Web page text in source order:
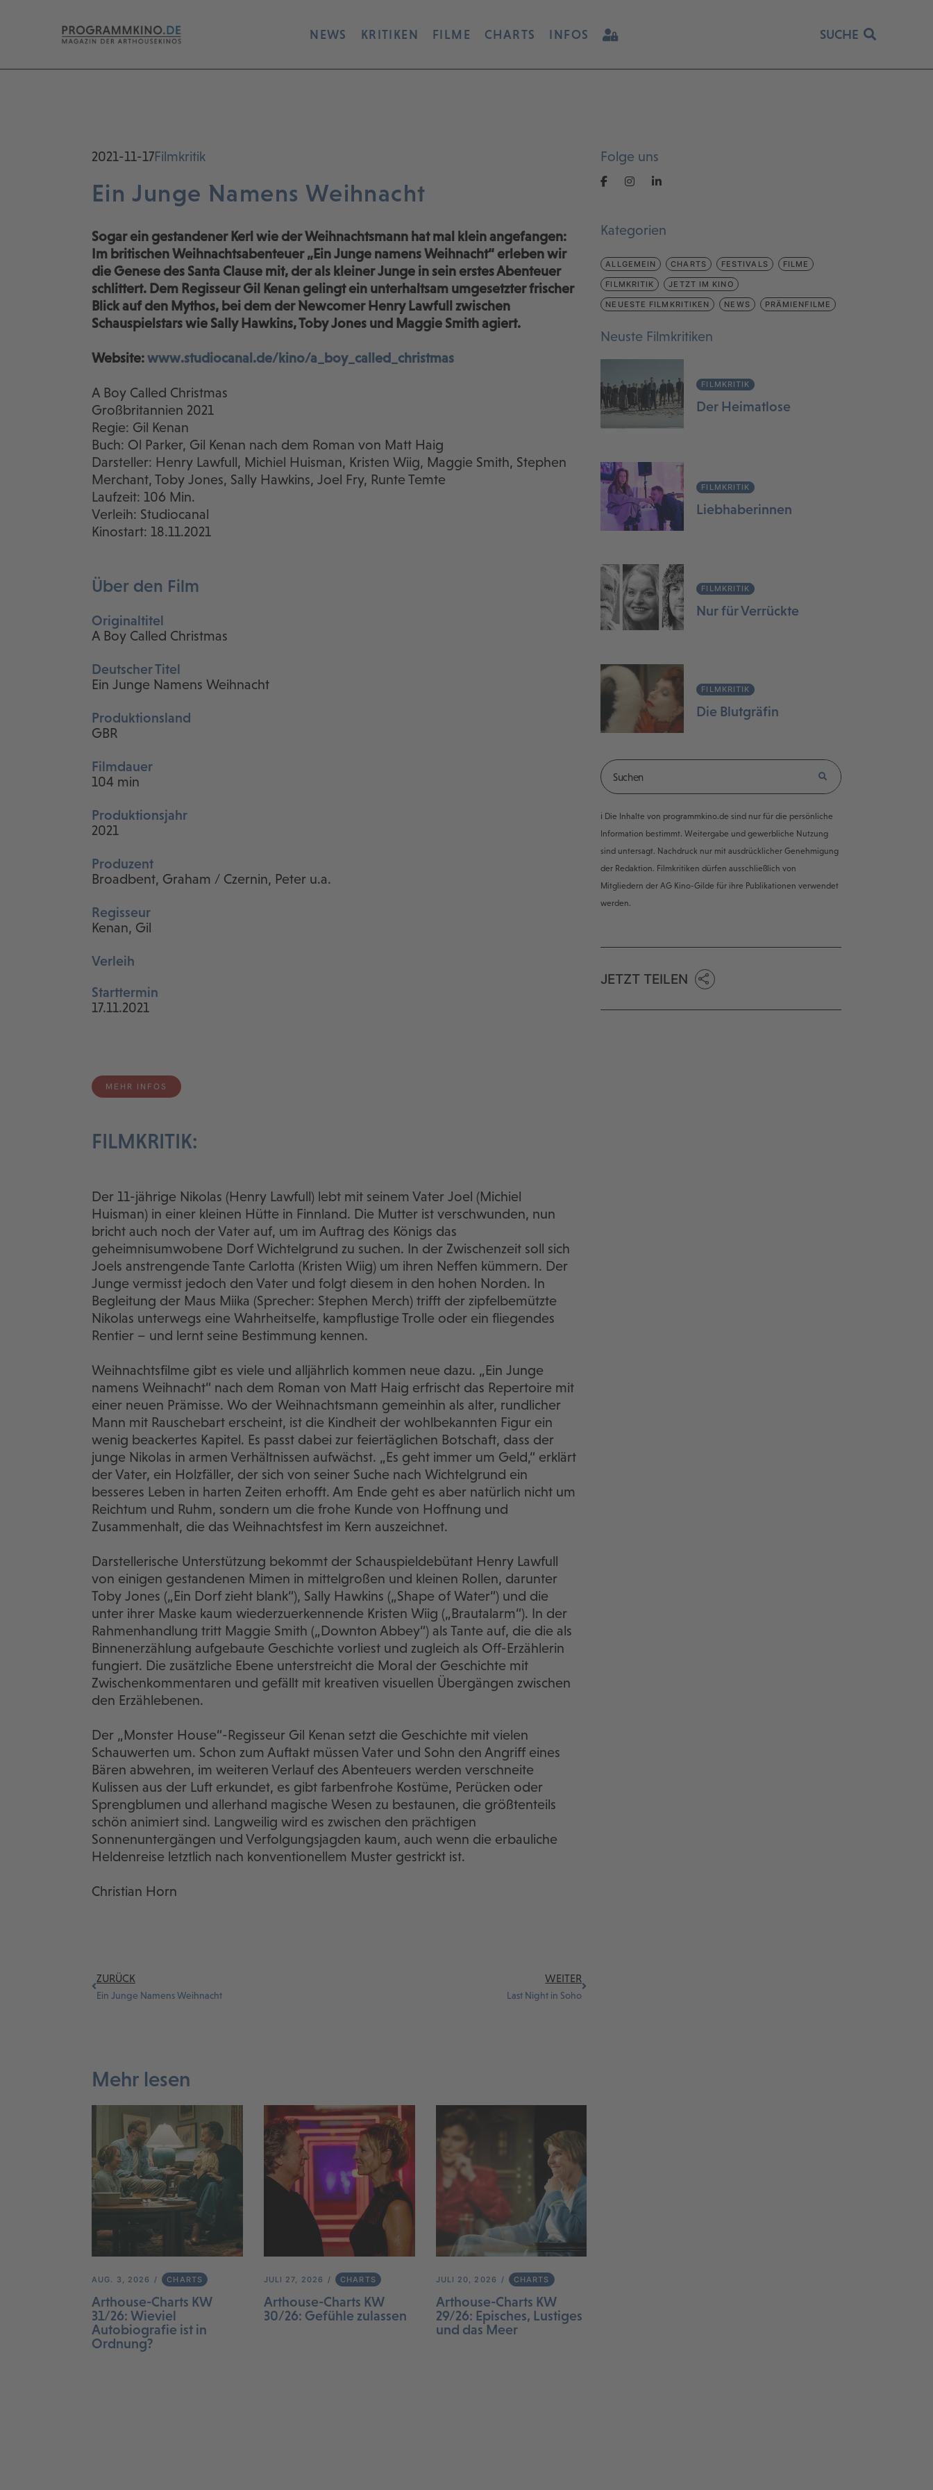
NEWS KRITIKEN FILME CHARTS INFOS SUCHE
2021-11-17Filmkritik
Ein Junge Namens Weihnacht
Sogar ein gestandener Kerl wie der Weihnachtsmann hat mal klein angefangen:
Im britischen Weihnachtsabenteuer „Ein Junge namens Weihnacht“ erleben wir
die Genese des Santa Clause mit, der als kleiner Junge in sein erstes Abenteuer
schlittert. Dem Regisseur Gil Kenan gelingt ein unterhaltsam umgesetzter frischer
Blick auf den Mythos, bei dem der Newcomer Henry Lawfull zwischen
Schauspielstars wie Sally Hawkins, Toby Jones und Maggie Smith agiert.
Website:www.studiocanal.de/kino/a_boy_called_christmas
A Boy Called Christmas
Großbritannien 2021
Regie: Gil Kenan
Buch: Ol Parker, Gil Kenan nach dem Roman von Matt Haig
Darsteller: Henry Lawfull, Michiel Huisman, Kristen Wiig, Maggie Smith, Stephen
Merchant, Toby Jones, Sally Hawkins, Joel Fry, Runte Temte
Laufzeit: 106 Min.
Verleih: Studiocanal
Kinostart: 18.11.2021
Über den Film
Originaltitel
A Boy Called Christmas
Deutscher Titel
Ein Junge Namens Weihnacht
Produktionsland
GBR
Filmdauer
104 min
Produktionsjahr
2021
Produzent
Broadbent, Graham / Czernin, Peter u.a.
Regisseur
Kenan, Gil
Verleih
Starttermin
17.11.2021
MEHR INFOS
FILMKRITIK:
Der 11-jährige Nikolas (Henry Lawfull) lebt mit seinem Vater Joel (Michiel
Huisman) in einer kleinen Hütte in Finnland. Die Mutter ist verschwunden, nun
bricht auch noch der Vater auf, um im Auftrag des Königs das
geheimnisumwobene Dorf Wichtelgrund zu suchen. In der Zwischenzeit soll sich
Joels anstrengende Tante Carlotta (Kristen Wiig) um ihren Neffen kümmern. Der
Junge vermisst jedoch den Vater und folgt diesem in den hohen Norden. In
Begleitung der Maus Miika (Sprecher: Stephen Merch) trifft der zipfelbemützte
Nikolas unterwegs eine Wahrheitselfe, kampflustige Trolle oder ein fliegendes
Rentier – und lernt seine Bestimmung kennen.
Weihnachtsfilme gibt es viele und alljährlich kommen neue dazu. „Ein Junge
namens Weihnacht“ nach dem Roman von Matt Haig erfrischt das Repertoire mit
einer neuen Prämisse. Wo der Weihnachtsmann gemeinhin als alter, rundlicher
Mann mit Rauschebart erscheint, ist die Kindheit der wohlbekannten Figur ein
wenig beackertes Kapitel. Es passt dabei zur feiertäglichen Botschaft, dass der
junge Nikolas in armen Verhältnissen aufwächst. „Es geht immer um Geld,“ erklärt
der Vater, ein Holzfäller, der sich von seiner Suche nach Wichtelgrund ein
besseres Leben in harten Zeiten erhofft. Am Ende geht es aber natürlich nicht um
Reichtum und Ruhm, sondern um die frohe Kunde von Hoffnung und
Zusammenhalt, die das Weihnachtsfest im Kern auszeichnet.
Darstellerische Unterstützung bekommt der Schauspieldebütant Henry Lawfull
von einigen gestandenen Mimen in mittelgroßen und kleinen Rollen, darunter
Toby Jones („Ein Dorf zieht blank“), Sally Hawkins („Shape of Water“) und die
unter ihrer Maske kaum wiederzuerkennende Kristen Wiig („Brautalarm“). In der
Rahmenhandlung tritt Maggie Smith („Downton Abbey“) als Tante auf, die die als
Binnenerzählung aufgebaute Geschichte vorliest und zugleich als Off-Erzählerin
fungiert. Die zusätzliche Ebene unterstreicht die Moral der Geschichte mit
Zwischenkommentaren und gefällt mit kreativen visuellen Übergängen zwischen
den Erzählebenen.
Der „Monster House“-Regisseur Gil Kenan setzt die Geschichte mit vielen
Schauwerten um. Schon zum Auftakt müssen Vater und Sohn den Angriff eines
Bären abwehren, im weiteren Verlauf des Abenteuers werden verschneite
Kulissen aus der Luft erkundet, es gibt farbenfrohe Kostüme, Perücken oder
Sprengblumen und allerhand magische Wesen zu bestaunen, die größtenteils
schön animiert sind. Langweilig wird es zwischen den prächtigen
Sonnenuntergängen und Verfolgungsjagden kaum, auch wenn die erbauliche
Heldenreise letztlich nach konventionellem Muster gestrickt ist.
Christian Horn
ZURÜCK
Ein Junge Namens Weihnacht
WEITER
Last Night in Soho
Mehr lesen
AUG. 3, 2026 CHARTS
Arthouse-Charts KW
31/26: Wieviel
Autobiografie ist in
Ordnung?
JULI 27, 2026 CHARTS
Arthouse-Charts KW
30/26: Gefühle zulassen
JULI 20, 2026 CHARTS
Arthouse-Charts KW
29/26: Episches, Lustiges
und das Meer
Folge uns
Kategorien
ALLGEMEIN CHARTS FESTIVALS FILME
FILMKRITIK JETZT IM KINO
NEUESTE FILMKRITIKEN NEWS PRÄMIENFILME
Neuste Filmkritiken
FILMKRITIK
Der Heimatlose
FILMKRITIK
Liebhaberinnen
FILMKRITIK
Nur für Verrückte
FILMKRITIK
Die Blutgräfin
ℹ️ Die Inhalte von programmkino.de sind nur für die persönliche
Information bestimmt. Weitergabe und gewerbliche Nutzung
sind untersagt. Nachdruck nur mit ausdrücklicher Genehmigung
der Redaktion. Filmkritiken dürfen ausschließlich von
Mitgliedern der AG Kino-Gilde für ihre Publikationen verwendet
werden.
JETZT TEILEN